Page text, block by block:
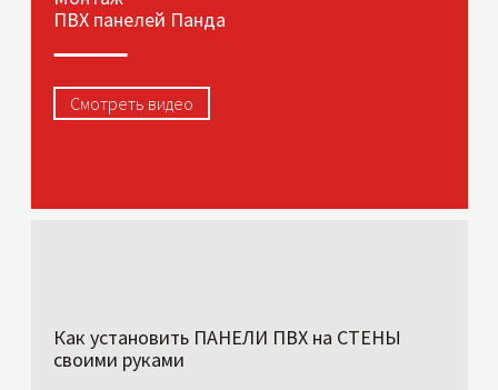
ПВХ панелей Панда
Смотреть видео
Как установить ПАНЕЛИ ПВХ на СТЕНЫ
своими руками